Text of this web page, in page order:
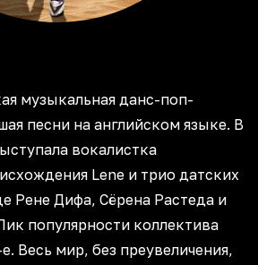
музыкальная данс-поп-
песни на английском языке. В
вокалистка
Lene и трио датских
Рене Дифа, Сёрена Растеда и
популярности коллектива
Весь мир, без преувеличения,